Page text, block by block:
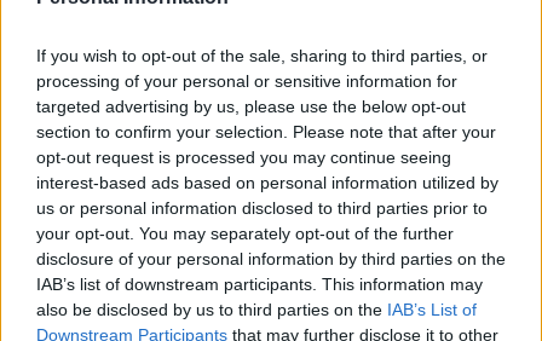
If you wish to opt-out of the sale, sharing to third parties, or
processing of your personal or sensitive information for
targeted advertising by us, please use the below opt-out
section to confirm your selection. Please note that after your
opt-out request is processed you may continue seeing
interest-based ads based on personal information utilized by
us or personal information disclosed to third parties prior to
your opt-out. You may separately opt-out of the further
disclosure of your personal information by third parties on the
IAB’s list of downstream participants. This information may
also be disclosed by us to third parties on the IAB’s List of
Downstream Participants that may further disclose it to other
Υπενθύμιση:
Για την μερική αναπαραγωγή της είδησης από άλλες
ιστοσελίδες είναι απαραίτητη η χρήση του παρακάτω